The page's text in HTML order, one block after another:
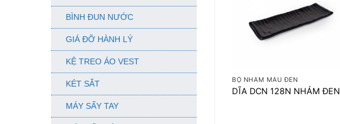
BÌNH ĐUN NƯỚC
GIÁ ĐỠ HÀNH LÝ
KỆ TREO ÁO VEST
KÉT SẮT
MÁY SẤY TAY
BỘ NHÁM MÀU ĐEN
DĨA DCN 128N NHÁM ĐEN